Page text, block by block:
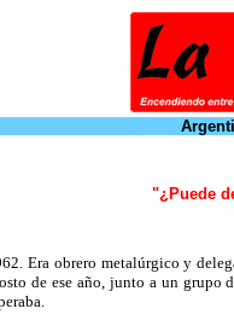
"¿Puede
Era obrero metalúrgico y
de ese año, junto a un